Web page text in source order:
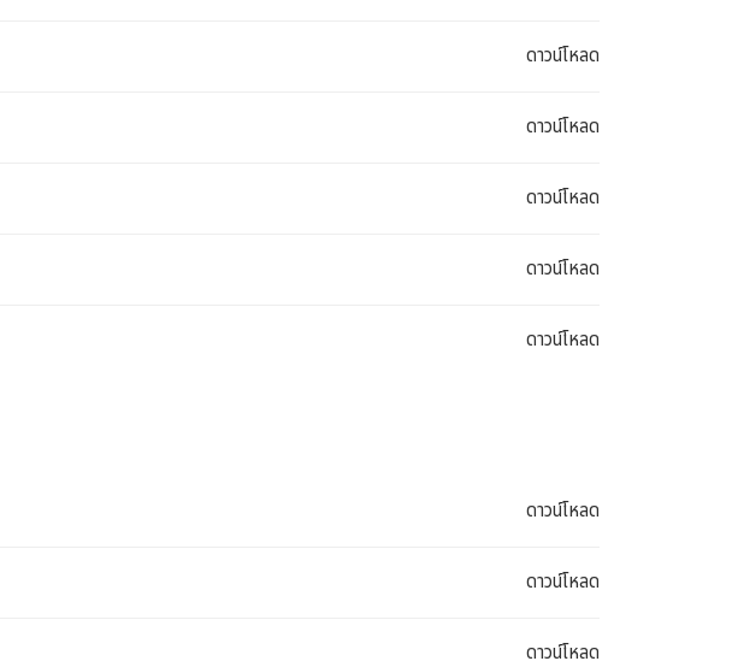
ดาวน์โหลด
ดาวน์โหลด
ดาวน์โหลด
ดาวน์โหลด
ดาวน์โหลด
ดาวน์โหลด
ดาวน์โหลด
ดาวน์โหลด